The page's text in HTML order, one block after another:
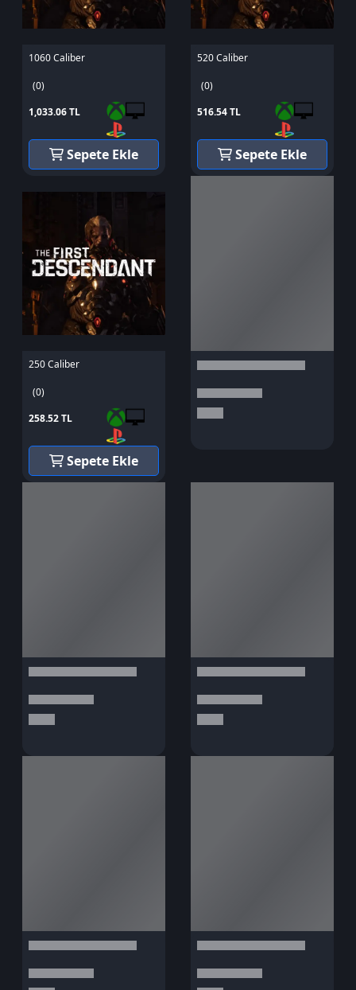
1060 Caliber
(0)
1,033.06 TL
Sepete Ekle
520 Caliber
(0)
516.54 TL
Sepete Ekle
250 Caliber
(0)
258.52 TL
Sepete Ekle